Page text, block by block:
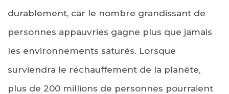
durablement, car le nombre grandissant de
personnes appauvries gagne plus que jamais
les environnements saturés. Lorsque
surviendra le réchauffement de la planète,
plus de 200 millions de personnes pourraient